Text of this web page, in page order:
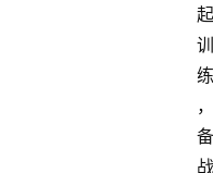
起
训
练
，
备
战